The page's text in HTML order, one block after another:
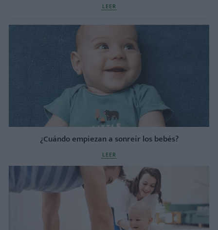
LEER
¿Cuándo empiezan a sonreír los bebés?
LEER